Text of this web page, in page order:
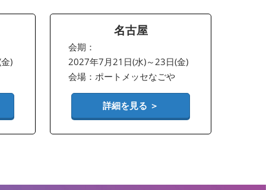
)
名古屋
会期：
2027年7月21日(水)～23日(金)
会場：ポートメッセなごや
詳細を見る ＞